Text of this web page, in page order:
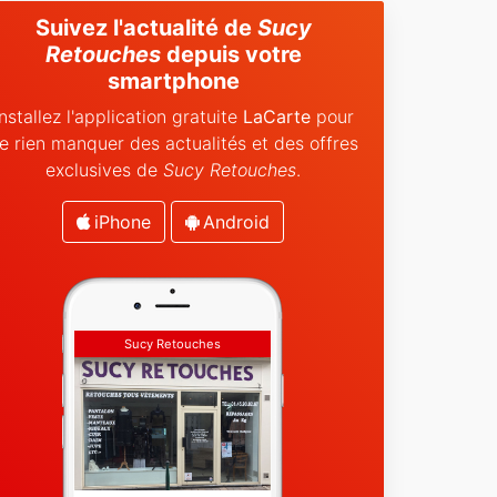
Suivez l'actualité de Sucy
Retouchesdepuis votre
smartphone
l'application gratuite LaCartepour
rien manquer des actualités et des offres
exclusives de Sucy Retouches.
iPhone Android
Sucy Retouches